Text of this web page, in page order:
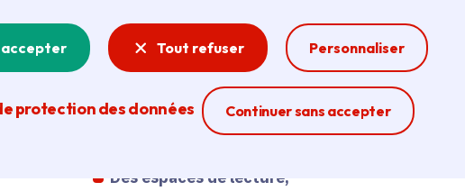
Tout refuser Personnaliser
protection des données Continuer sans accepter
Ferme la modale
2 librairies locales
(La Plume du Page, à
Communs, à Villejuif),
Des expos(« Magie rouge – la couleur des
d’encre », « Popov et Compagnie », « Le Petit
Des espaces de lecture,